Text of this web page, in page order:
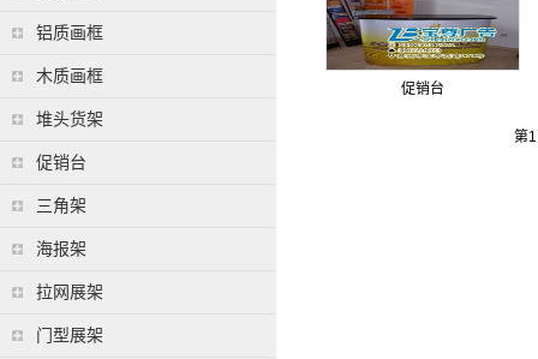
铝质画框
木质画框
堆头货架
促销台
三角架
海报架
拉网展架
门型展架
促销台
第